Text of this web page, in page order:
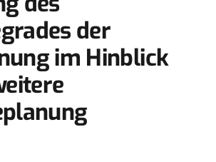
der
im Hinblick